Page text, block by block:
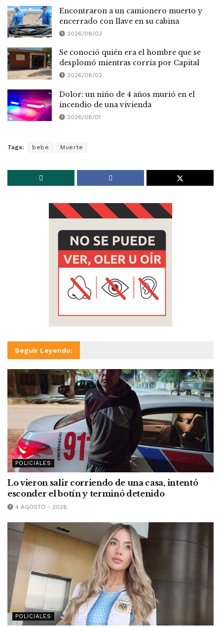
Encontraron a un camionero muerto y
encerrado con llave en su cabina
2026/08/03
Se conoció quién era el hombre que se
desplomó mientras corría por Capital
2026/08/02
Dolor: un niño de 4 años murió en el
incendio de una vivienda
2026/08/01
Tags: bebe Muerte
Seguir Leyendo:
POLICIALES
Lo vieron salir corriendo de una casa, intentó
esconder el botín y terminó detenido
4 AGOSTO - 2026
POLICIALES